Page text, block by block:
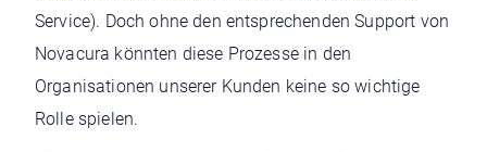
Service). Doch ohne den entsprechenden Support von
Novacura könnten diese Prozesse in den
Organisationen unserer Kunden keine so wichtige
Rolle spielen.